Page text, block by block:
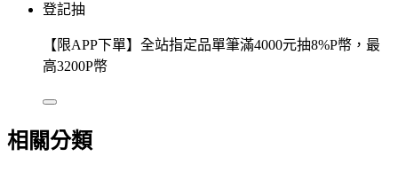
登記抽
【限APP下單】全站指定品單筆滿4000元抽8%P幣，最
高3200P幣
相關分類